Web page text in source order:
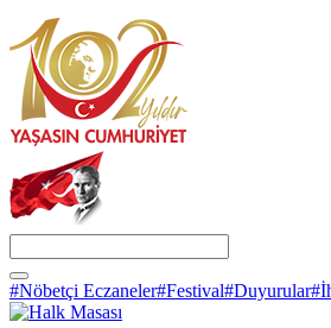
#Nöbetçi Eczaneler#Festival#Duyurular